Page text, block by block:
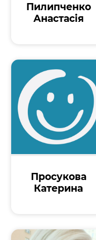
Пилипченко
Анастасія
Просукова
Катерина